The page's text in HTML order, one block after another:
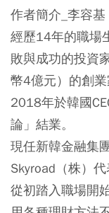
作者簡介_李容基
經歷14年的職場
敗與成功的投資
幣4億元）的創業
2018年於韓國
論」結業。
現任新韓金融集
Skyroad（株）代
從初踏入職場開